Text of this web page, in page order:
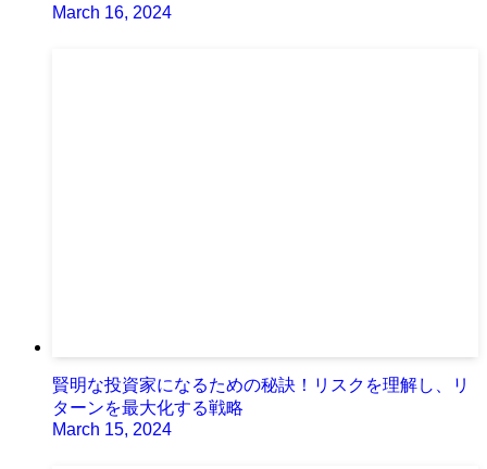
March 16, 2024
賢明な投資家になるための秘訣！リスクを理解し、リ
ターンを最大化する戦略
March 15, 2024